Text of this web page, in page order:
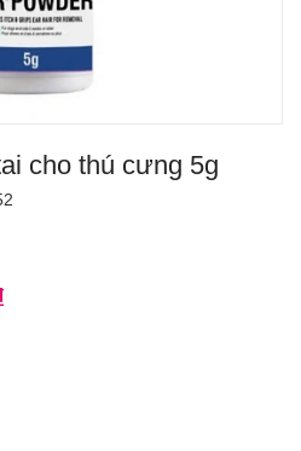
cho thú cưng 5g